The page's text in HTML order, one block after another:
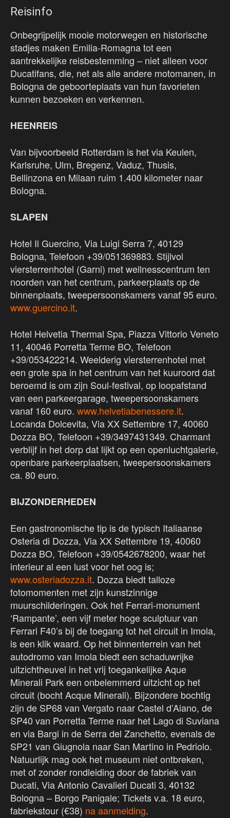
Reisinfo
Onbegrijpelijk mooie motorwegen en historische
stadjes maken Emilia-Romagna tot een
aantrekkelijke reisbestemming – niet alleen voor
Ducatifans, die, net als alle andere motomanen, in
Bologna de geboorteplaats van hun favorieten
kunnen bezoeken en verkennen.
HEENREIS
Van bijvoorbeeld Rotterdam is het via Keulen,
Karlsruhe, Ulm, Bregenz, Vaduz, Thusis,
Bellinzona en Milaan ruim 1.400 kilometer naar
Bologna.
SLAPEN
Hotel Il Guercino, Via Luigi Serra 7, 40129
Bologna, Telefoon +39/051369883. Stijlvol
viersterrenhotel (Garni) met wellnesscentrum ten
noorden van het centrum, parkeerplaats op de
binnenplaats, tweepersoonskamers vanaf 95 euro.
www.guercino.it.
Hotel Helvetia Thermal Spa, Piazza Vittorio Veneto
11, 40046 Porretta Terme BO, Telefoon
+39/053422214. Weelderig viersterrenhotel met
een grote spa in het centrum van het kuuroord dat
beroemd is om zijn Soul-festival, op loopafstand
van een parkeergarage, tweepersoonskamers
vanaf 160 euro. www.helvetiabenessere.it.
Locanda Dolcevita, Via XX Settembre 17, 40060
Dozza BO, Telefoon +39/3497431349. Charmant
verblijf in het dorp dat lijkt op een openluchtgalerie,
openbare parkeerplaatsen, tweepersoonskamers
ca. 80 euro.
BIJZONDERHEDEN
Een gastronomische tip is de typisch Italiaanse
Osteria di Dozza, Via XX Settembre 19, 40060
Dozza BO, Telefoon +39/0542678200, waar het
interieur al een lust voor het oog is;
www.osteriadozza.it. Dozza biedt talloze
fotomomenten met zijn kunstzinnige
muurschilderingen. Ook het Ferrari-monument
‘Rampante’, een vijf meter hoge sculptuur van
Ferrari F40’s bij de toegang tot het circuit in Imola,
is een klik waard. Op het binnenterrein van het
autodromo van Imola biedt een schaduwrijke
uitzichtheuvel in het vrij toegankelijke Aque
Minerali Park een onbelemmerd uitzicht op het
circuit (bocht Acque Minerali). Bijzondere bochtig
zijn de SP68 van Vergato naar Castel d’Aiano, de
SP40 van Porretta Terme naar het Lago di Suviana
en via Bargi in de Serra del Zanchetto, evenals de
SP21 van Giugnola naar San Martino in Pedriolo.
Natuurlijk mag ook het museum niet ontbreken,
met of zonder rondleiding door de fabriek van
Ducati, Via Antonio Cavalieri Ducati 3, 40132
Bologna – Borgo Panigale; Tickets v.a. 18 euro,
fabriekstour (€38) na aanmelding.